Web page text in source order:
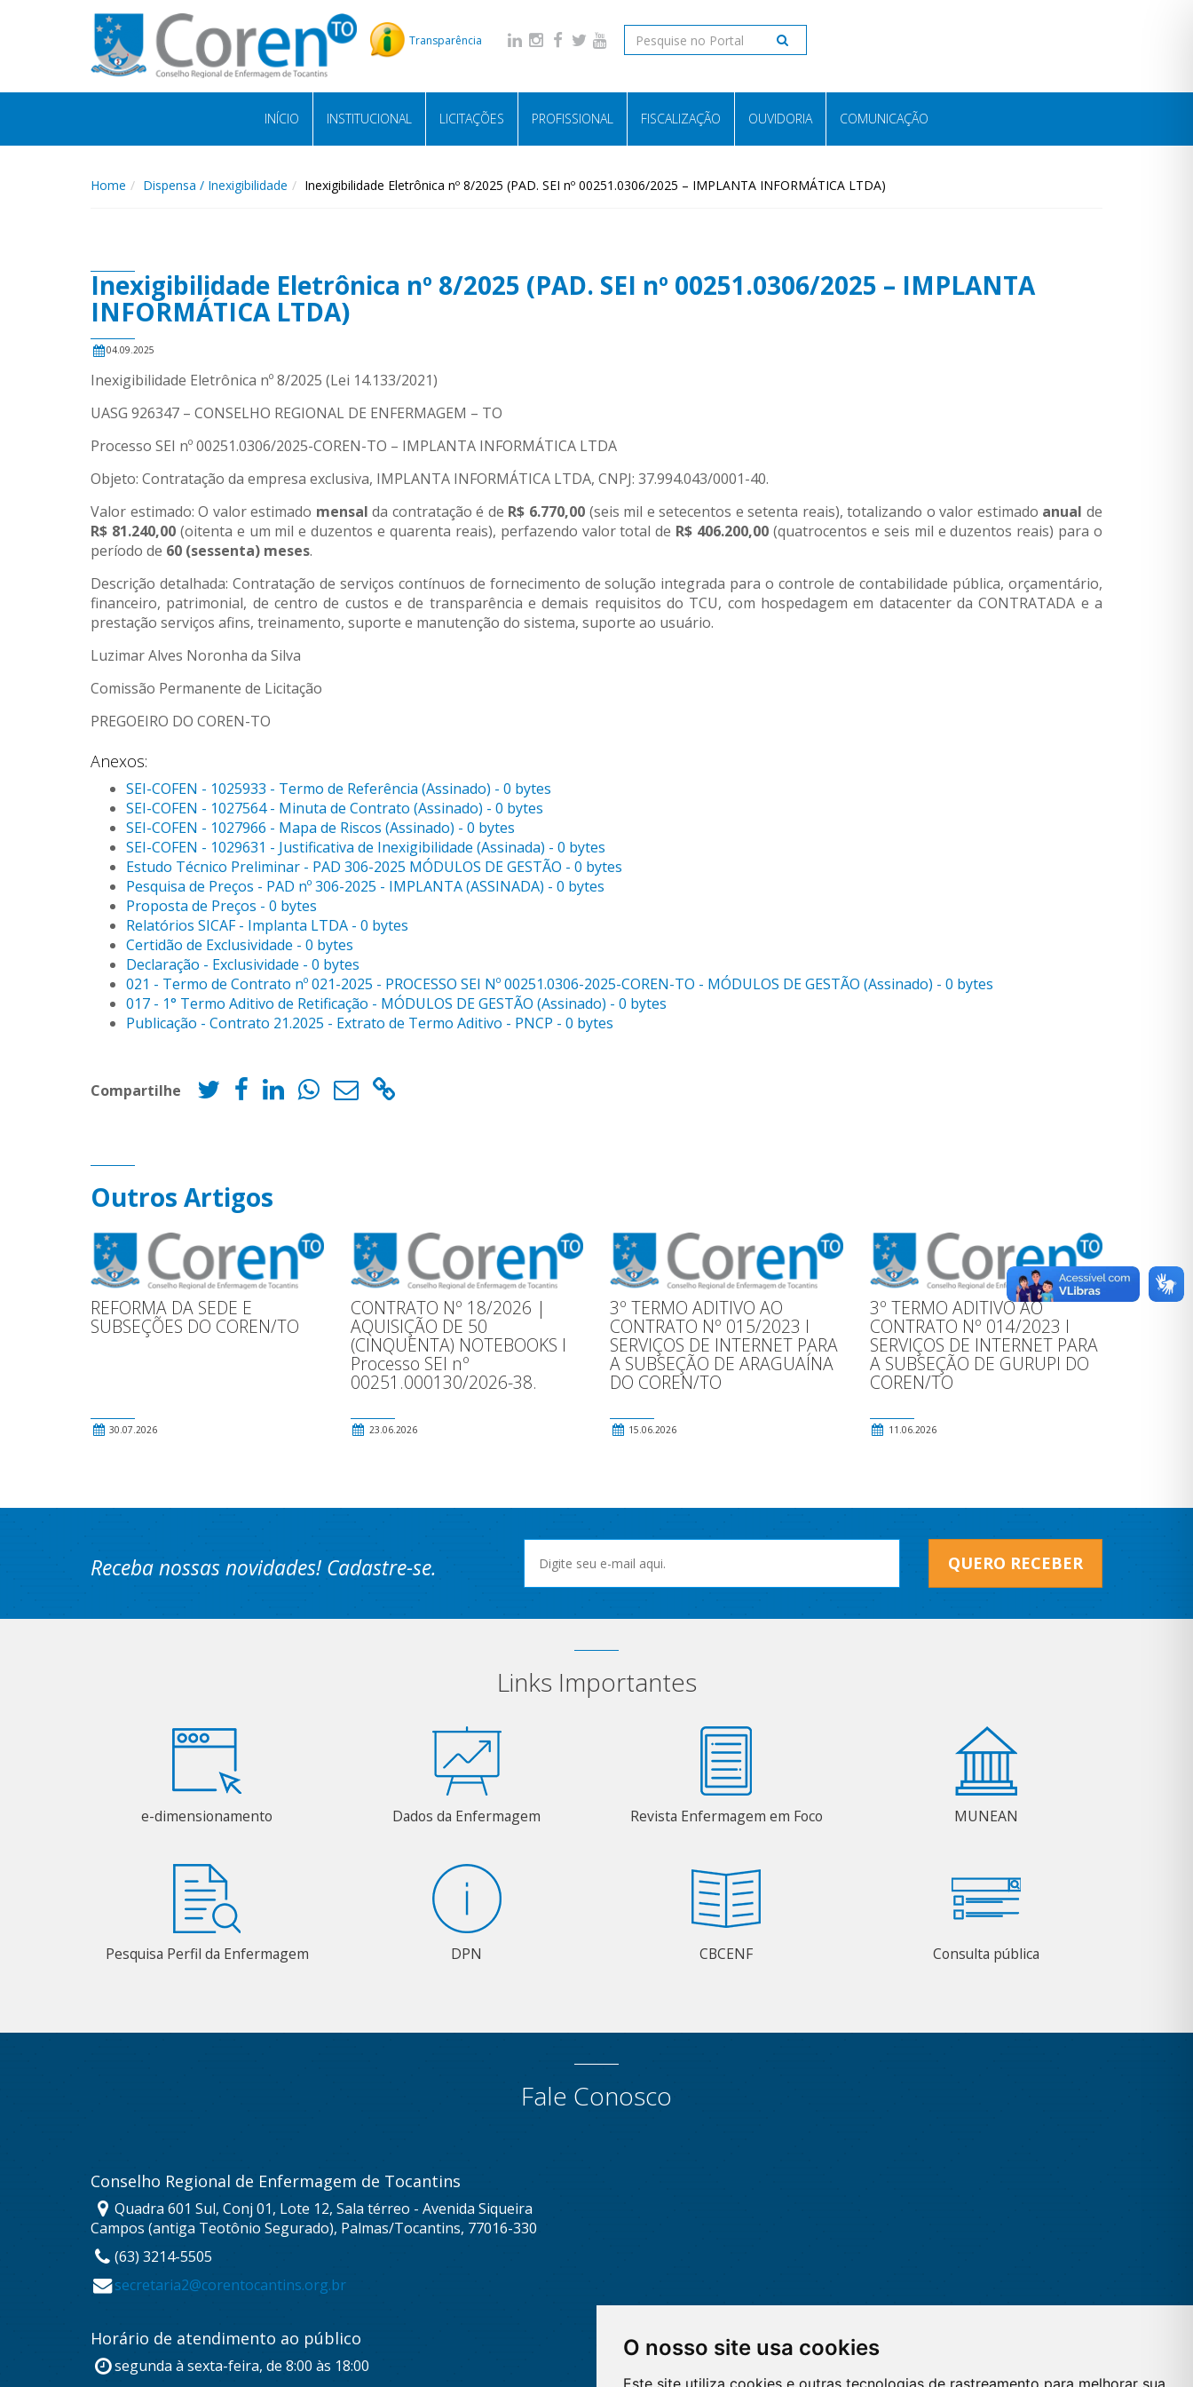
O nosso site usa cookies
Este site utiliza cookies e outras tecnologias de rastreamento para melhorar sua
Transparência
INÍCIO INSTITUCIONAL LICITAÇÕES PROFISSIONAL FISCALIZAÇÃO OUVIDORIA COMUNICAÇÃO
Home Dispensa / Inexigibilidade Inexigibilidade Eletrônica nº 8/2025 (PAD. SEI nº 00251.0306/2025 – IMPLANTA INFORMÁTICA LTDA)
Inexigibilidade Eletrônica nº 8/2025 (PAD. SEI nº 00251.0306/2025 – IMPLANTA
INFORMÁTICA LTDA)
04.09.2025
Inexigibilidade Eletrônica nº 8/2025 (Lei 14.133/2021)
UASG 926347 – CONSELHO REGIONAL DE ENFERMAGEM – TO
Processo SEI nº 00251.0306/2025-COREN-TO – IMPLANTA INFORMÁTICA LTDA
Objeto: Contratação da empresa exclusiva, IMPLANTA INFORMÁTICA LTDA, CNPJ: 37.994.043/0001-40.
Valor estimado: O valor estimado mensal da contratação é de R$ 6.770,00(seis mil e setecentos e setenta reais), totalizando o valor estimado anual de
R$ 81.240,00(oitenta e um mil e duzentos e quarenta reais), perfazendo valor total de R$ 406.200,00 (quatrocentos e seis mil e duzentos reais) para o
período de 60 (sessenta) meses.
Descrição detalhada: Contratação de serviços contínuos de fornecimento de solução integrada para o controle de contabilidade pública, orçamentário,
financeiro, patrimonial, de centro de custos e de transparência e demais requisitos do TCU, com hospedagem em datacenter da CONTRATADA e a
prestação serviços afins, treinamento, suporte e manutenção do sistema, suporte ao usuário.
Luzimar Alves Noronha da Silva
Comissão Permanente de Licitação
PREGOEIRO DO COREN-TO
Anexos:
SEI-COFEN - 1025933 - Termo de Referência (Assinado) - 0 bytes
SEI-COFEN - 1027564 - Minuta de Contrato (Assinado) - 0 bytes
SEI-COFEN - 1027966 - Mapa de Riscos (Assinado) - 0 bytes
SEI-COFEN - 1029631 - Justificativa de Inexigibilidade (Assinada) - 0 bytes
Estudo Técnico Preliminar - PAD 306-2025 MÓDULOS DE GESTÃO - 0 bytes
Pesquisa de Preços - PAD nº 306-2025 - IMPLANTA (ASSINADA) - 0 bytes
Proposta de Preços - 0 bytes
Relatórios SICAF - Implanta LTDA - 0 bytes
Certidão de Exclusividade - 0 bytes
Declaração - Exclusividade - 0 bytes
021 - Termo de Contrato nº 021-2025 - PROCESSO SEI Nº 00251.0306-2025-COREN-TO - MÓDULOS DE GESTÃO (Assinado) - 0 bytes
017 - 1° Termo Aditivo de Retificação - MÓDULOS DE GESTÃO (Assinado) - 0 bytes
Publicação - Contrato 21.2025 - Extrato de Termo Aditivo - PNCP - 0 bytes
Compartilhe
Outros Artigos
REFORMA DA SEDE E
SUBSEÇÕES DO COREN/TO
30.07.2026
CONTRATO Nº 18/2026 |
AQUISIÇÃO DE 50
(CINQUENTA) NOTEBOOKS l
Processo SEI nº
00251.000130/2026-38.
23.06.2026
3º TERMO ADITIVO AO
CONTRATO Nº 015/2023 l
SERVIÇOS DE INTERNET PARA
A SUBSEÇÃO DE ARAGUAÍNA
DO COREN/TO
15.06.2026
3º TERMO ADITIVO AO
CONTRATO Nº 014/2023 l
SERVIÇOS DE INTERNET PARA
A SUBSEÇÃO DE GURUPI DO
COREN/TO
11.06.2026
Receba nossas novidades! Cadastre-se. QUERO RECEBER
Links Importantes
e-dimensionamento Dados da Enfermagem Revista Enfermagem em Foco MUNEAN
Pesquisa Perfil da Enfermagem DPN CBCENF Consulta pública
Fale Conosco
Conselho Regional de Enfermagem de Tocantins
Quadra 601 Sul, Conj 01, Lote 12, Sala térreo - Avenida Siqueira
Campos (antiga Teotônio Segurado), Palmas/Tocantins, 77016-330
(63) 3214-5505
secretaria2@corentocantins.org.br
Horário de atendimento ao público
segunda à sexta-feira, de 8:00 às 18:00